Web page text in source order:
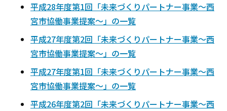
平成28年度第1回「未来づくりパートナー事業～西
宮市協働事業提案～」の一覧
平成27年度第2回「未来づくりパートナー事業～西
宮市協働事業提案～」の一覧
平成27年度第1回「未来づくりパートナー事業～西
宮市協働事業提案～」の一覧
平成26年度第2回「未来づくりパートナー事業～西